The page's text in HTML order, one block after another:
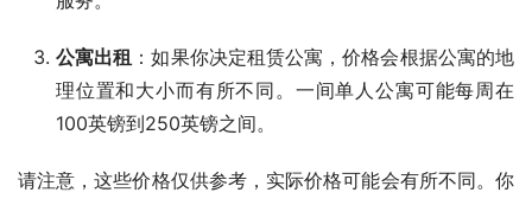
公寓出租 ：如果你决定租赁公寓，价格会根据公寓的地
理位置和大小而有所不同。一间单人公寓可能每周在
100英镑到250英镑之间。
请注意，这些价格仅供参考，实际价格可能会有所不同。你